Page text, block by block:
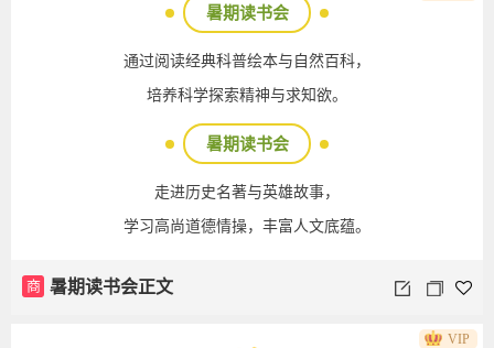
暑期读书会
通过阅读经典科普绘本与自然百科，
培养科学探索精神与求知欲。
暑期读书会
走进历史名著与英雄故事，
学习高尚道德情操，丰富人文底蕴。
商 暑期读书会正文
VIP